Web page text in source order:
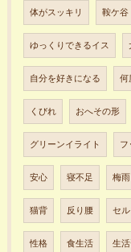
体がスッキリ 鞍ケ谷
ゆっくりできるイス
自分を好きになる 何
くびれ おへその形
グリーンイライト フ
安心 寝不足 梅雨
猫背 反り腰 セ
性格 食生活 生